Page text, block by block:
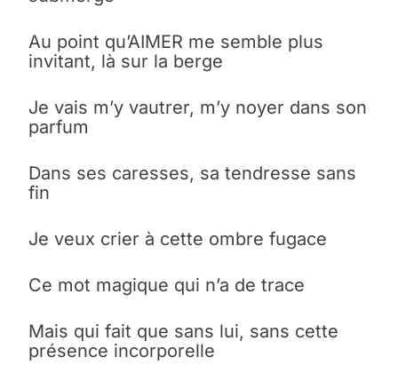
Au point qu’AIMER me semble plus
invitant, là sur la berge
Je vais m’y vautrer, m’y noyer dans son
parfum
Dans ses caresses, sa tendresse sans
fin
Je veux crier à cette ombre fugace
Ce mot magique qui n’a de trace
Mais qui fait que sans lui, sans cette
présence incorporelle